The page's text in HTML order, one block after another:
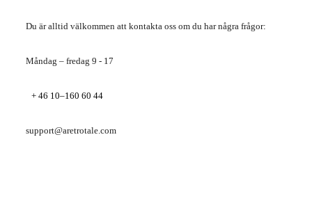
Du är alltid välkommen att kontakta oss om du har några frågor:
Måndag – fredag ​​9 - 17
+ 46 10–160 60 44
support@aretrotale.com